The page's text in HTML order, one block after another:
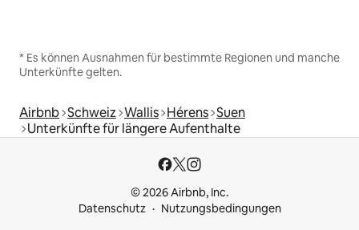
* Es können Ausnahmen für bestimmte Regionen und manche
Unterkünfte gelten.
Airbnb Schweiz Wallis Hérens Suen
Unterkünfte für längere Aufenthalte
© 2026 Airbnb, Inc.
Datenschutz
Nutzungsbedingungen